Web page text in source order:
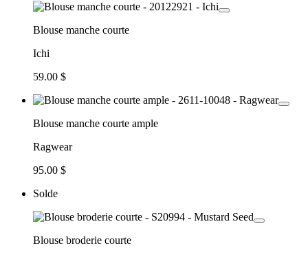
Blouse manche courte
Ichi
59.00 $
Blouse manche courte ample
Ragwear
95.00 $
Solde
Blouse broderie courte